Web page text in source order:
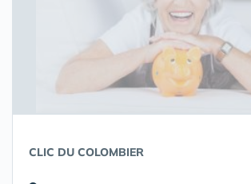
CLIC DU COLOMBIER